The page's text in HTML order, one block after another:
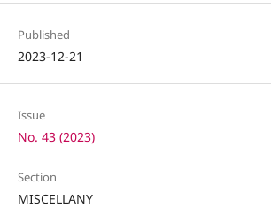
Published
2023-12-21
Issue
No. 43 (2023)
Section
MISCELLANY